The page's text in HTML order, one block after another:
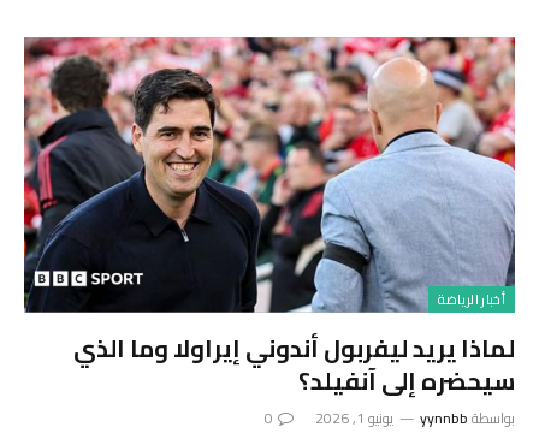
أخبار الرياضة
لماذا يريد ليفربول أندوني إيراولا وما الذي
سيحضره إلى آنفيلد؟
بواسطةyynnbb يونيو 1, 2026 0